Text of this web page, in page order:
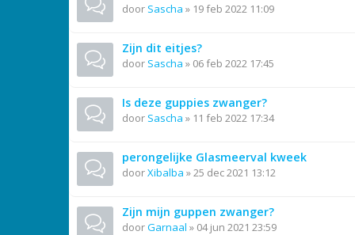
door Sascha » 19 feb 2022 11:09
Zijn dit eitjes?
door Sascha » 06 feb 2022 17:45
Is deze guppies zwanger?
door Sascha » 11 feb 2022 17:34
perongelijke Glasmeerval kweek
doorXibalba »25 dec 2021 13:12
Zijn mijn guppen zwanger?
doorGarnaal » 04 jun 2021 23:59